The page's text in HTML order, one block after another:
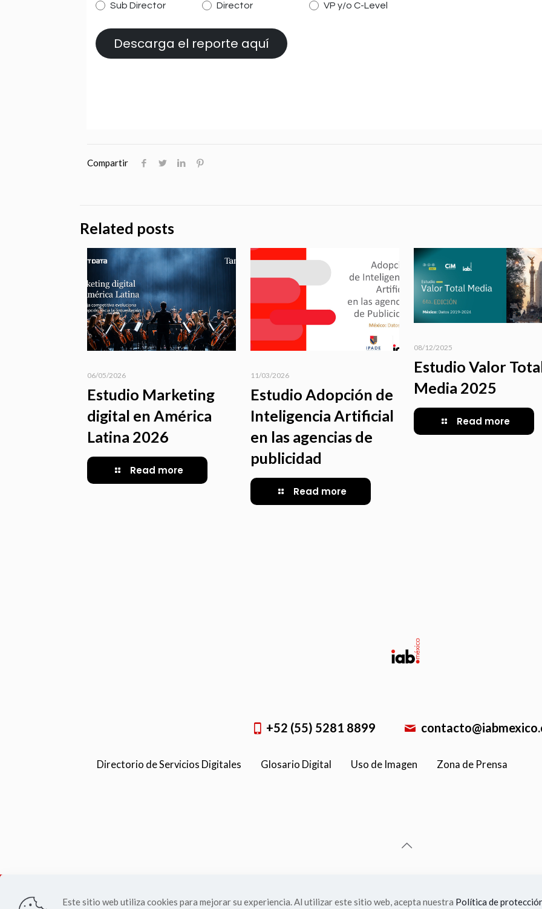
Compartir
Related posts
06/05/2026
Estudio Marketing
digital en América
Latina 2026
Read more
11/03/2026
Estudio Adopción de
Inteligencia Artificial
en las agencias de
publicidad
Read more
08/12/2025
Estudio Valor
Media 2025
Read more
+52 (55) 5281 8899
Directorio de Servicios Digitales Glosario Digital Uso de Imagen Zona de Prensa
Este sitio web utiliza cookies para mejorar su experiencia. Al utilizar este sitio web, acepta nuestra Política de